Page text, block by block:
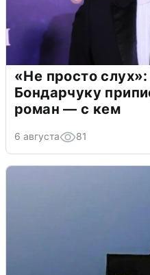
«Не просто
Бондарчуку
роман — с кем
6 августа 81